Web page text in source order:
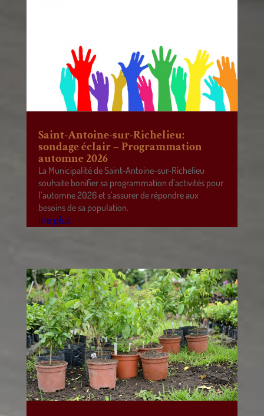
Saint-Antoine-sur-Richelieu:
sondage éclair – Programmation
automne 2026
La Municipalité de Saint-Antoine-sur-Richelieu
souhaite bonifier sa programmation d’activités pour
l’automne 2026 et s’assurer de répondre aux
besoins de sa population.
lire plus